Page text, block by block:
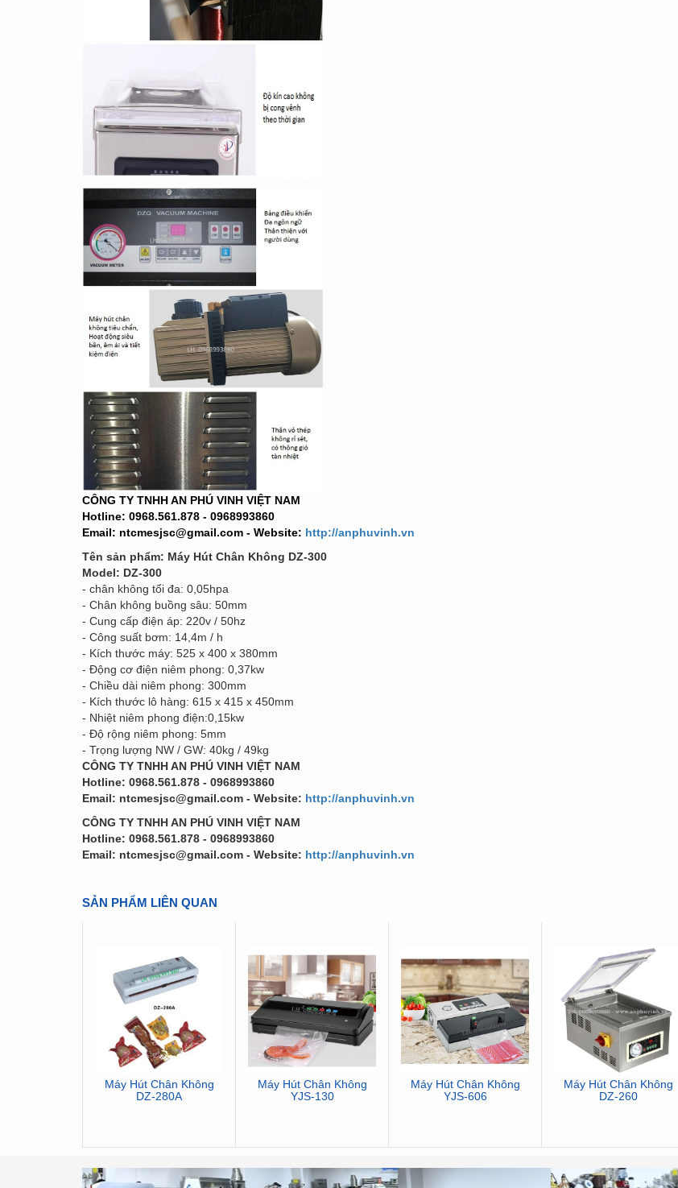
CÔNG TY TNHH AN PHÚ VINH VIỆT NAM
Hotline: 0968.561.878 - 0968993860
Email: ntcmesjsc@gmail.com - Website: http://anphuvinh.vn
Tên sản phẩm: Máy Hút Chân Không DZ-300
Model: DZ-300
- chân không tối đa: 0,05hpa
- Chân không buồng sâu: 50mm
- Cung cấp điện áp: 220v / 50hz
- Công suất bơm: 14,4m / h
- Kích thước máy: 525 x 400 x 380mm
- Động cơ điện niêm phong: 0,37kw
- Chiều dài niêm phong: 300mm
- Kích thước lô hàng: 615 x 415 x 450mm
- Nhiệt niêm phong điện:0,15kw
- Độ rộng niêm phong: 5mm
- Trọng lượng NW / GW: 40kg / 49kg
CÔNG TY TNHH AN PHÚ VINH VIỆT NAM
Hotline: 0968.561.878 - 0968993860
Email: ntcmesjsc@gmail.com - Website: http://anphuvinh.vn
CÔNG TY TNHH AN PHÚ VINH VIỆT NAM
Hotline: 0968.561.878 - 0968993860
Email: ntcmesjsc@gmail.com - Website: http://anphuvinh.vn
SẢN PHẨM LIÊN QUAN
Máy Hút Chân Không
DZ-280A
Máy Hút Chân Không
YJS-130
Máy Hút Chân Không
YJS-606
Máy Hút Chân Không
DZ-260